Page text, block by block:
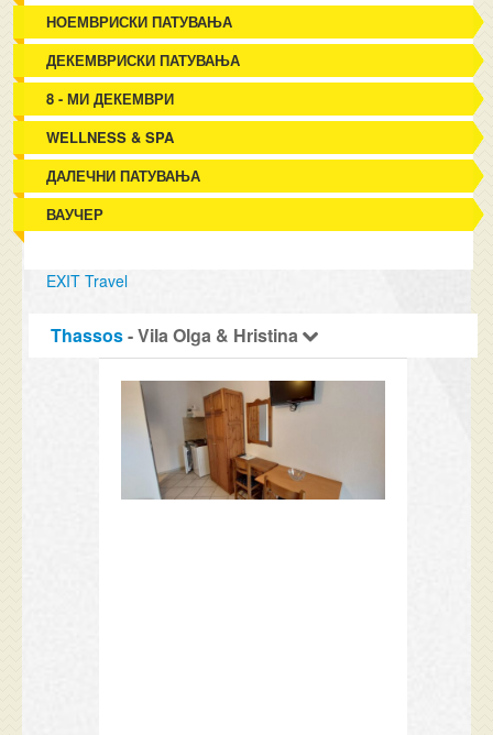
НОЕМВРИСКИ ПАТУВАЊА
ДЕКЕМВРИСКИ ПАТУВАЊА
8 - МИ ДЕКЕМВРИ
WELLNESS & SPA
ДАЛЕЧНИ ПАТУВАЊА
ВАУЧЕР
EXIT Travel
Thassos- Vila Olga & Hristina